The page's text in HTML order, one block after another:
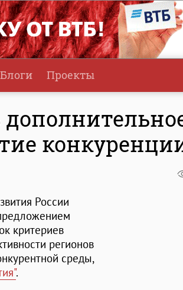
Блоги Проекты
России
критериев
регионов
среды,
.